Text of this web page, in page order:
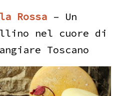
Rossa– Un
nel cuore di
Toscano